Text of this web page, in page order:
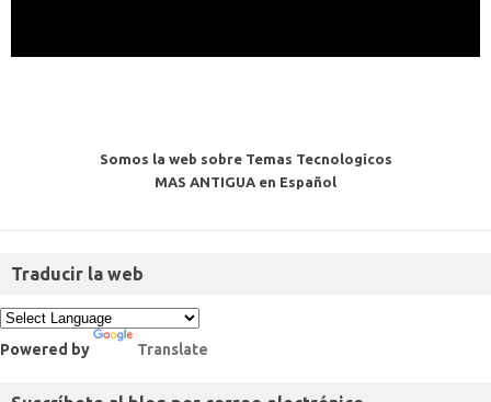
Somos la web sobre Temas Tecnologicos
MAS ANTIGUA en Español
Traducir la web
Powered by Translate